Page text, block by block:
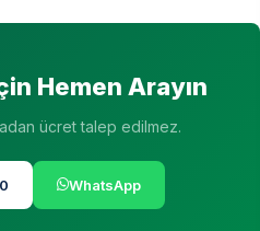
Hemen Arayın
ücret talep edilmez.
WhatsApp